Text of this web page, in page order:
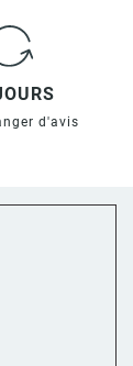
d'avis